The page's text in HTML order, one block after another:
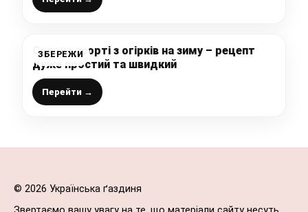
ЗБЕРЕЖИ
Солоне асорті з огірків на зиму – рецепт
дуже простий та швидкий
Перейти →
© 2026 Українська ґаздиня